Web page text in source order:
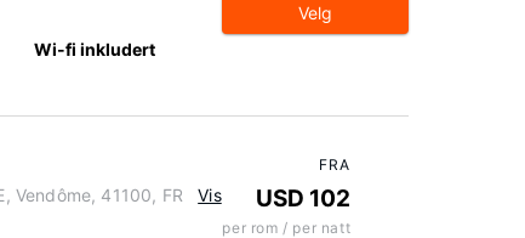
Wi-fi inkludert
Velg
Vendôme, 41100, FR
Vis
FRA
USD 102
per rom / per natt